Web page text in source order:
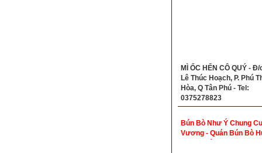
MÌ ỐC HẾN CÔ QUÝ - Đ/
Lê Thúc Hoạch, P. Phú
Hòa, Q Tân Phú - Tel:
0375278823
Bún Bò Như Ý Chung
Vương - Quán Bún Bò